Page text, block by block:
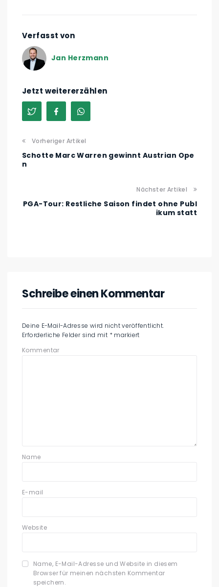
Verfasst von
Jan Herzmann
Jetzt weitererzählen
Vorheriger Artikel
Schotte Marc Warren gewinnt Austrian Ope
n
Nächster Artikel
PGA-Tour: Restliche Saison findet ohne Publ
ikum statt
Schreibe einen Kommentar
Deine E-Mail-Adresse wird nicht veröffentlicht.
Erforderliche Felder sind mit * markiert
Kommentar
Name
E-mail
Website
Name, E-Mail-Adresse und Website in diesem
Browser für meinen nächsten Kommentar
speichern.